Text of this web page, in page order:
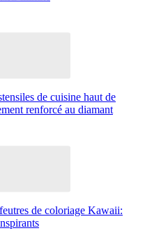
de cuisine haut de
renforcé au diamant
de coloriage Kawaii: